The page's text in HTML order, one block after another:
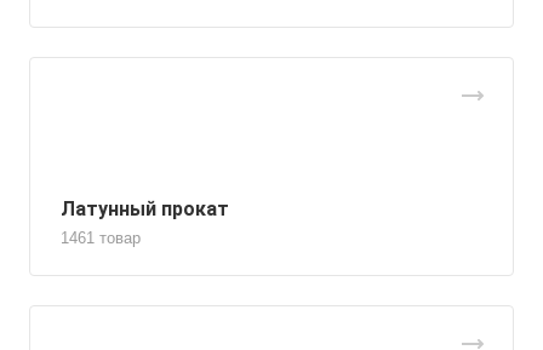
Латунный прокат
1461 товар